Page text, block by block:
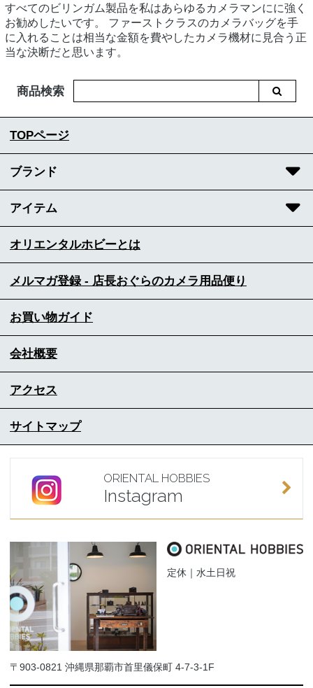
すべてのビリンガム製品を私はあらゆるカメラマンにに強く
お勧めしたいです。 ファーストクラスのカメラバッグを手
に入れることは相当な金額を費やしたカメラ機材に見合う正
当な決断だと思います。
商品検索
TOPページ
ブランド
アイテム
オリエンタルホビーとは
メルマガ登録 - 店長おぐらのカメラ用品便り
お買い物ガイド
会社概要
アクセス
サイトマップ
ORIENTAL HOBBIES
Instagram
定休｜水土日祝
〒903-0821 沖縄県那覇市首里儀保町 4-7-3-1F